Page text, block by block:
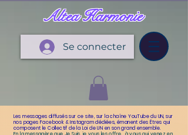
Altea Harmonie
Se connecter
Les messages diffusés sur ce site, sur la chaîne YouTube du UN, sur
nos pages Facebook & Instagram dédiées, émanentdes Êtres qui
composent le Collectif de la Loi de UN en son grand ensemble.